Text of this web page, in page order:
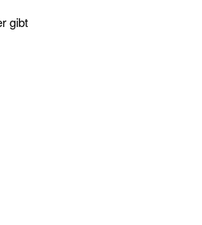
gibt